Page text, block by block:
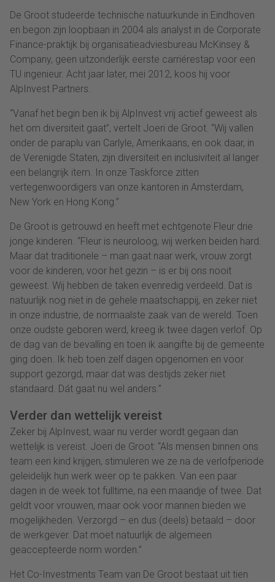
De Groot studeerde technische natuurkunde in Eindhoven
en begon zijn loopbaan in 2004 als analyst in de Corporate
Finance-praktijk bij organisatieadviesbureau McKinsey &
Company, geen uitzonderlijk eerste carriérestap voor een
TU ingenieur. Acht jaar later, mei 2012, koos hij voor
AlpInvest Partners.
“Vanaf het begin ben ik bij AlpInvest vrij actief geweest als
het om diversiteit gaat”, vertelt Joeri de Groot. “Wij vallen
onder de paraplu van Carlyle, Amerikaans, en ook daar, in
de Verenigde Staten, zijn diversiteit en inclusiviteit al langer
een belangrijk item. In onze Taskforce zitten
vertegenwoordigers van onze kantoren in Amsterdam,
New York en Hong Kong.”
De Groot is getrouwd en heeft met echtgenote Fleur drie
jonge kinderen. “Fleur is neuroloog, wij werken beiden hard.
Maar dat traditionele – man gaat naar werk, vrouw zorgt
voor de kinderen, voor het gezin – is er bij ons nooit
geweest. Wij hebben de taken evenredig verdeeld. Dat is
natuurlijk nog niet in de gehele maatschappij, en zeker niet
in onze industrie, de normaalste zaak van de wereld. Toen
onze oudste geboren werd, kreeg ik twee dagen verlof. Op
de dag van de bevalling en toen ik aangifte bij de gemeente
ging doen. Ik heb toen zelf dagen opgenomen en voor
support gezorgd, maar dat was destijds zeker niet
standaard. Dát gaat nu wel anders.”
Verder dan wettelijk vereist
Zeker bij AlpInvest, waar nu verder wordt gegaan dan
wettelijk is vereist. Joeri de Groot: “Als mensen binnen ons
team een kind krijgen, stimuleren we ze na de verlofperiode
geleidelijk hun werk weer op te pakken. Van een paar
dagen in de week tot fulltime, na een maandje of twee. Dat
geldt voor vrouwen, maar ook voor mannen bieden we
mogelijkheden. Verzorgd – en dus (deels) betaald – door
de werkgever. Dat moet natuurlijk de algemeen
geaccepteerde norm worden.”
Het Co-Investments Team van De Groot bestaat uit tien